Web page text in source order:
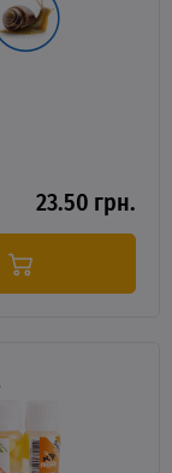
23.50 грн.